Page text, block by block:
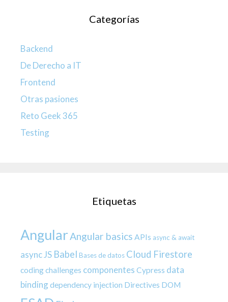
Categorías
Backend
De Derecho a IT
Frontend
Otras pasiones
Reto Geek 365
Testing
Etiquetas
AngularAngular basics APIs async & await
async JS Babel Bases de datos Cloud Firestore
coding challenges componentes Cypress data
binding dependency injection Directives DOM